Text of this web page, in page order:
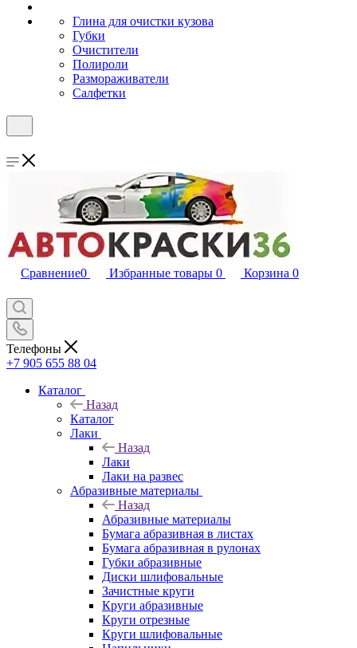
Глина для очистки кузова
Губки
Очистители
Полироли
Размораживатели
Салфетки
Сравнение0 Избранные товары 0 Корзина 0
Телефоны
+7 905 655 88 04
Каталог
Назад
Каталог
Лаки
Назад
Лаки
Лаки на развес
Абразивные материалы
Назад
Абразивные материалы
Бумага абразивная в листах
Бумага абразивная в рулонах
Губки абразивные
Диски шлифовальные
Зачистные круги
Круги абразивные
Круги отрезные
Круги шлифовальные